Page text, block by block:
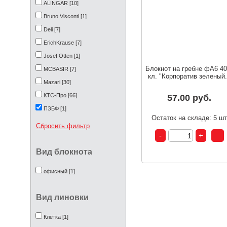
ALINGAR [10]
Bruno Visconti [1]
Deli [7]
ErichKrause [7]
Josef Otten [1]
MCBASIR [7]
Mazari [30]
КТС-Про [66]
ПЗБФ [1]
Фламинго [1]
Сбросить фильтр
Вид блокнота
офисный [1]
Вид линовки
Клетка [1]
Блокнот на гребне фА6
кл. "Корпоратив
57.00 руб.
Остаток на складе: 5 шт